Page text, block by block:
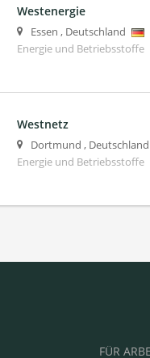
Westenergie
Essen , Deutschland
Energie und Betriebsstoffe
Westnetz
Dortmund , Deutschland
Energie und Betriebsstoffe
FÜR